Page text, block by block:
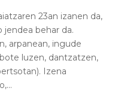
23an izanen da,
jendea behar da.
arpanean, ingude
luzen, dantzatzen,
Izena